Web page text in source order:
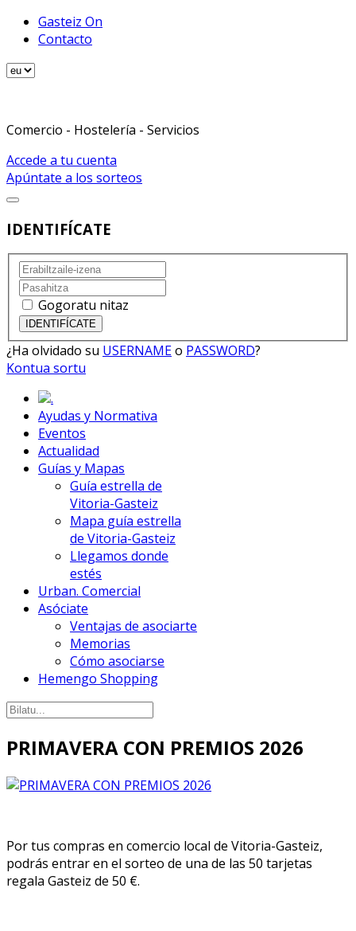
Gasteiz On
Contacto
Comercio - Hostelería - Servicios
Accede a tu cuenta
Apúntate a los sorteos
IDENTIFÍCATE
Gogoratu nitaz
¿Ha olvidado su USERNAMEo PASSWORD?
Kontua sortu
.
Ayudas y Normativa
Eventos
Actualidad
Guías y Mapas
Guía estrella de
Vitoria-Gasteiz
Mapa guía estrella
de Vitoria-Gasteiz
Llegamos donde
estés
Urban. Comercial
Asóciate
Ventajas de asociarte
Memorias
Cómo asociarse
Hemengo Shopping
PRIMAVERA CON PREMIOS 2026
Por tus compras en comercio local de Vitoria-Gasteiz,
podrás entrar en el sorteo de una de las 50 tarjetas
regala Gasteiz de 50 €.